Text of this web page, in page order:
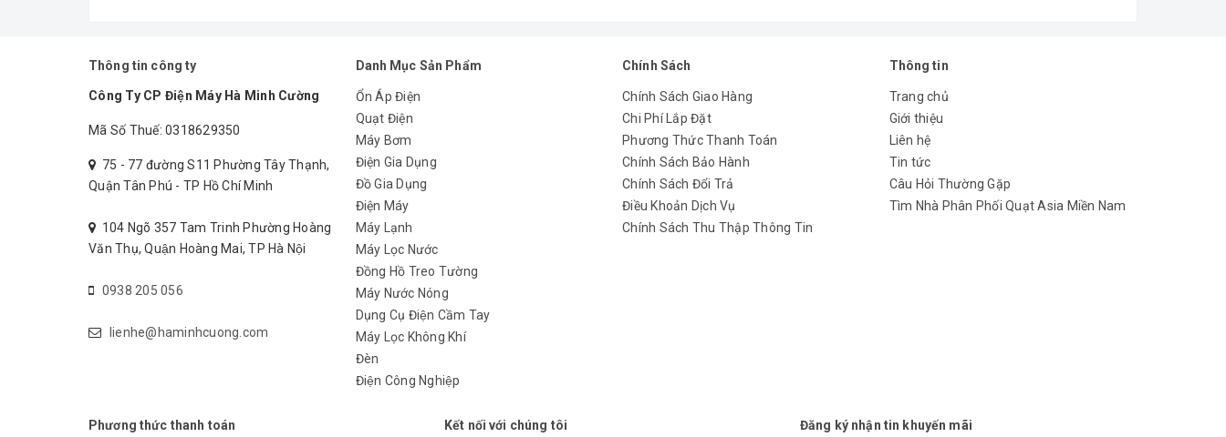
Công suất: 30kva ( 30000va)
ĐIện áp: 150-240V
Tần số: 50Hz
Giao hàng miễn phí, liên hệ
Thông tin công ty
Công Ty CP Điện Máy Hà Minh Cường
Mã Số Thuế: 0318629350
75 - 77 đường S11 Phường Tây Thạnh,
Quận Tân Phú - TP Hồ Chí Minh
104 Ngõ 357 Tam Trinh Phường Hoàng
Văn Thụ, Quận Hoàng Mai, TP Hà Nội
0938 205 056
lienhe@haminhcuong.com
Danh Mục Sản Phẩm
Ổn Áp Điện
Quạt Điện
Máy Bơm
Điện Gia Dụng
Đồ Gia Dụng
Điện Máy
Máy Lạnh
Máy Lọc Nước
Đồng Hồ Treo Tường
Máy Nước Nóng
Dụng Cụ Điện Cầm Tay
Máy Lọc Không Khí
Đèn
Điện Công Nghiệp
Chính Sách
Chính Sách Giao Hàng
Chi Phí Lắp Đặt
Phương Thức Thanh Toán
Chính Sách Bảo Hành
Chính Sách Đổi Trả
Điều Khoản Dịch Vụ
Chính Sách Thu Thập Thông Tin
Thông tin
Trang chủ
Giới thiệu
Liên hệ
Tin tức
Câu Hỏi Thường Gặp
Tìm Nhà Phân Phối Quạt Asia Miền Nam
Phương thức thanh toán Kết nối với chúng tôi Đăng ký nhận tin khuyến mãi